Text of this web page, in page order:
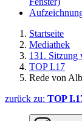
Startseite
Mediathek
131. Sitzung
TOP I.17
Rede von
zurück zu: TOP